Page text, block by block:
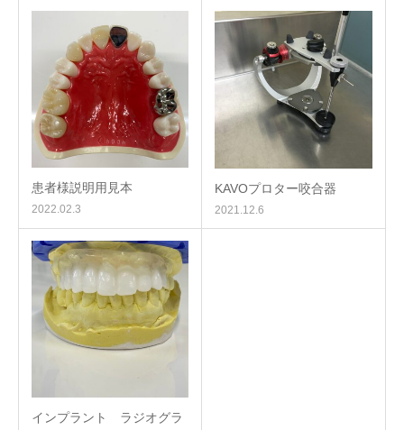
患者様説明用見本
2022.02.3
KAVOプロター咬合器
2021.12.6
インプラント ラジオグラ